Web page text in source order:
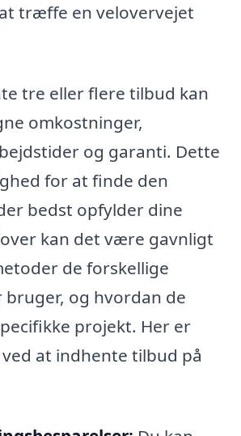
træffe en velovervejet
tre eller flere tilbud kan
omkostninger,
og garanti. Dette
for at finde den
bedst opfylder dine
kan det være gavnligt
de forskellige
og hvordan de
projekt. Her er
at indhente tilbud på